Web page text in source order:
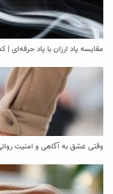
مقایسه پاد ارزان با پاد حرفه‌ای |
وقتی عشق به آگاهی و امنیت روانی